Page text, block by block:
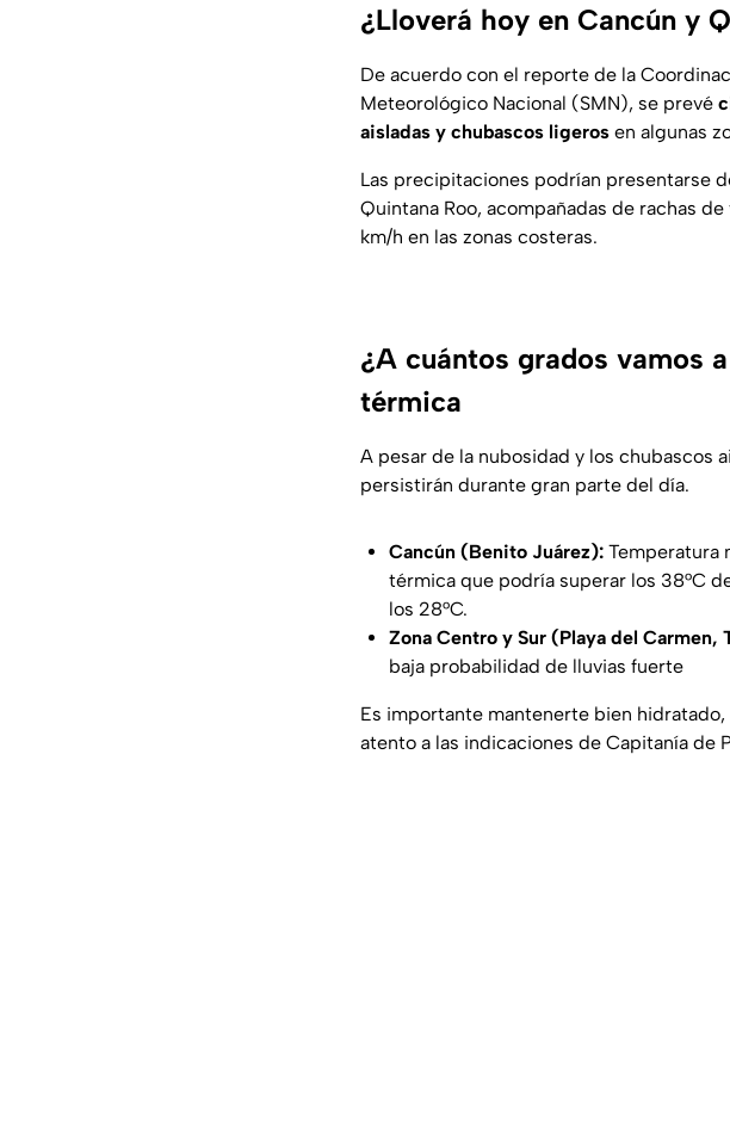
¿Lloverá hoy en Cancún y
De acuerdo con el reporte de la
Meteorológico Nacional (SMN), se prevé
aisladas y chubascos ligeros en algunas
Las precipitaciones podrían presentarse
Quintana Roo, acompañadas de rachas
km/h en las zonas costeras.
¿A cuántos grados vamos
térmica
A pesar de la nubosidad y los chubascos
persistirán durante gran parte del día.
Cancún (Benito Juárez): Temperatura
térmica que podría superar los 38°C
los 28°C.
Zona Centro y Sur (Playa del Carmen,
baja probabilidad de lluvias fuerte
Es importante mantenerte bien
atento a las indicaciones de Capitanía de